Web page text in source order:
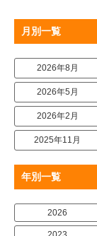
月別一覧
2026年8月
2026年5月
2026年2月
2025年11月
年別一覧
2026